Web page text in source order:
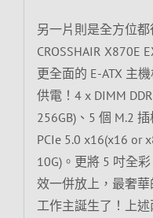
另一片則是全方位都
CROSSHAIR X870E
更全面的 E-ATX 主
供電！4 x DIMM
256GB)、5 個 M.2
PCIe 5.0 x16(x16 or
10G)。更將 5 吋全彩
效一併放上，最奢華
工作主誕生了！上